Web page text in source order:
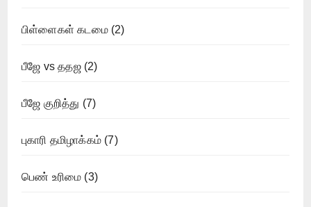
பிள்ளைகள் கடமை(2)
பீஜே vs ததஜ(2)
பீஜே குறித்து (7)
புகாரி தமிழாக்கம் (7)
பெண் உரிமை (3)